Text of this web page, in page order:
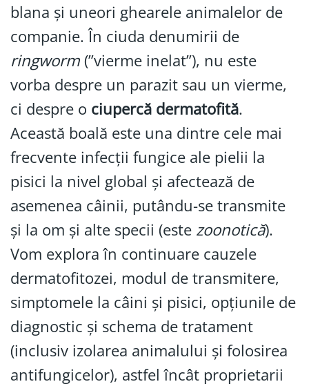
blana și uneori ghearele animalelor de
companie. În ciuda denumirii de
ringworm(”vierme inelat”), nu este
vorba despre un parazit sau un vierme,
ci despre o ciupercă dermatofită.
Această boală este una dintre cele mai
frecvente infecții fungice ale pielii la
pisici la nivel global și afectează de
asemenea câinii, putându-se transmite
și la om și alte specii (este zoonotică).
Vom explora în continuare cauzele
dermatofitozei, modul de transmitere,
simptomele la câini și pisici, opțiunile de
diagnostic și schema de tratament
(inclusiv izolarea animalului și folosirea
antifungicelor), astfel încât proprietarii